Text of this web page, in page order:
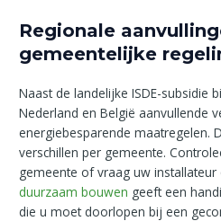
Regionale
gemeentelijke
Naast de landelijke ISDE-subsidie
Nederland en België aanvullende
energiebesparende maatregelen.
verschillen per gemeente.
gemeente of vraag uw installateur
duurzaam bouwen geeft een
die u moet doorlopen bij een